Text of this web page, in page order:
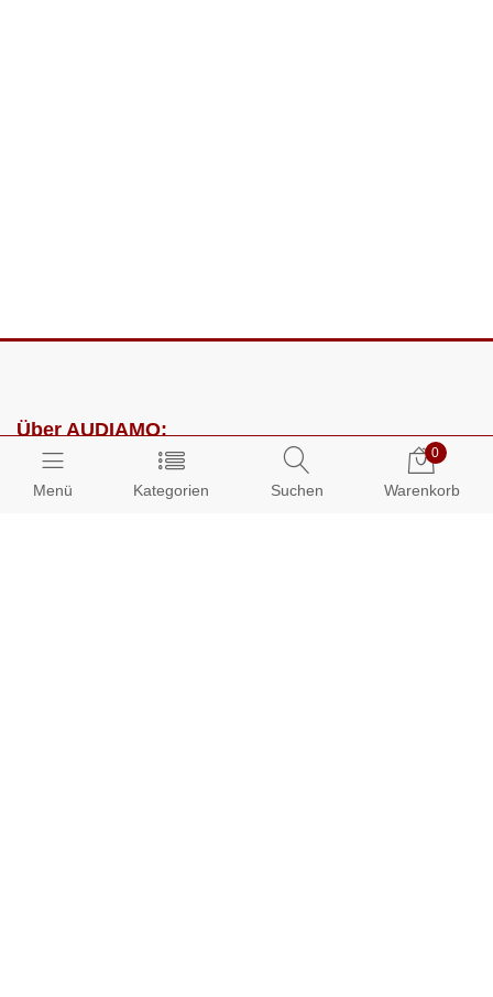
Menü Kategorien Suchen
0
Warenkorb
Über AUDIAMO:
Impressum